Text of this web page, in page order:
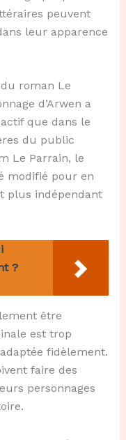
peuvent
leur apparence
roman Le
d’Arwen a
que dans le
du public
Le Parrain, le
modifié pour en
plus indépendant
?
être
est trop
fidèlement.
faire des
personnages